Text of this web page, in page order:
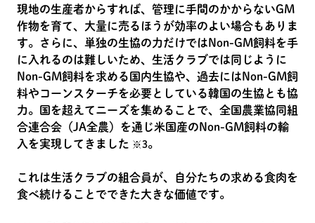
現地の生産者からすれば、管理に手間のかからないGM
作物を育て、大量に売るほうが効率のよい場合もありま
す。さらに、単独の生協の力だけではNon-GM飼料を手
に入れるのは難しいため、生活クラブでは同じように
Non-GM飼料を求める国内生協や、過去にはNon-GM飼
料やコーンスターチを必要としている韓国の生協とも協
力。国を超えてニーズを集めることで、全国農業協同組
合連合会（JA全農）を通じ米国産のNon-GM飼料の輸
入を実現してきました ※3。
これは生活クラブの組合員が、自分たちの求める食肉を
食べ続けることでできた大きな価値です。